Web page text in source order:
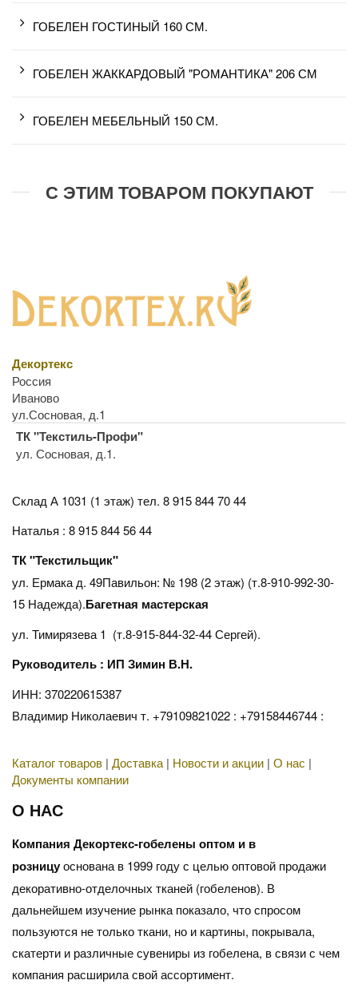
ГОБЕЛЕН ГОСТИНЫЙ 160 СМ.
ГОБЕЛЕН ЖАККАРДОВЫЙ "РОМАНТИКА" 206 СМ
ГОБЕЛЕН МЕБЕЛЬНЫЙ 150 СМ.
С ЭТИМ ТОВАРОМ ПОКУПАЮТ
Декортекс
Россия
Иваново
ул.Сосновая, д.1
ТК "Текстиль-Профи"
ул. Сосновая, д.1.
Склад А 1031 (1 этаж) тел. 8 915 844 70 44
Наталья : 8 915 844 56 44
ТК "Текстильщик"
ул. Ермака д. 49Павильон: № 198 (2 этаж) (т.8-910-992-30-
15 Надежда).Багетная мастерская
ул. Тимирязева 1 (т.8-915-844-32-44 Сергей).
Руководитель : ИП Зимин В.Н.
ИНН: 370220615387
Владимир Николаевич т. +79109821022 : +79158446744 :
Каталог товаров | Доставка | Новости и акции | О нас |
Документы компании
О НАС
Компания Декортекс-гобелены оптом и в
розницуоснована в 1999 году с целью оптовой продажи
декоративно-отделочных тканей (гобеленов). В
дальнейшем изучение рынка показало, что спросом
пользуются не только ткани, но и картины, покрывала,
скатерти и различные сувениры из гобелена, в связи с чем
компания расширила свой ассортимент.